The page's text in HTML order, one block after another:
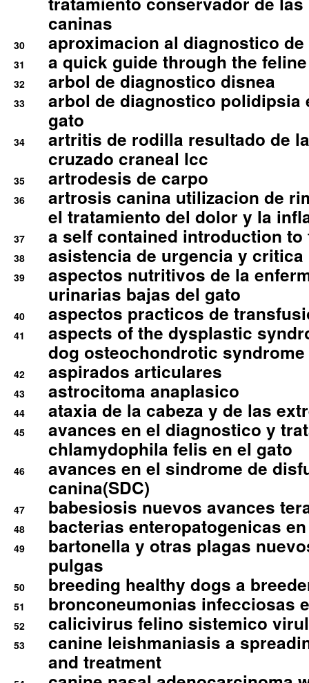
caninas
30 aproximacion al diagnostico
31 a quick guide through the
32 arbol de diagnostico disnea
33
arbol de diagnostico polidipsia
gato
34
artritis de rodilla resultado de
cruzado craneal lcc
35 artrodesis de carpo
36
artrosis canina utilizacion de
el tratamiento del dolor y la
37 a self contained introduction
38 asistencia de urgencia y
39
aspectos nutritivos de la
urinarias bajas del gato
40 aspectos practicos de
41
aspects of the dysplastic
dog osteochondrotic syndrome
42 aspirados articulares
43 astrocitoma anaplasico
44 ataxia de la cabeza y de las
45
avances en el diagnostico y
chlamydophila felis en el gato
46
avances en el sindrome de
canina(SDC)
47 babesiosis nuevos avances
48 bacterias enteropatogenicas
49
bartonella y otras plagas
pulgas
50 breeding healthy dogs a
51 bronconeumonias infecciosas
52 calicivirus felino sistemico
53
canine leishmaniasis a
and treatment